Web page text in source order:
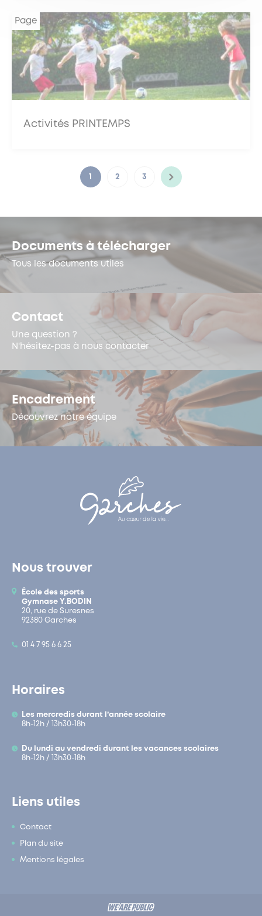
Page
Activités PRINTEMPS
1 2 3
Documents à télécharger
Tous les documents utiles
Contact
Une question ?
N'hésitez-pas à nous contacter
Encadrement
Découvrez notre équipe
Nous trouver
École des sports
Gymnase Y.BODIN
20, rue de Suresnes
92380 Garches
01 4 7 95 6 6 25
Horaires
Les mercredis durant l’année scolaire
8h-12h / 13h30-18h
Du lundi au vendredi durant les vacances scolaires
8h-12h / 13h30-18h
Liens utiles
Contact
Plan du site
Mentions légales